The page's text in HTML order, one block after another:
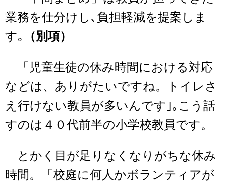
業務を仕分けし､負担軽減を提案しま
す｡
（別項）
「児童生徒の休み時間における対応
などは、ありがたいですね。トイレさ
え行けない教員が多いんです｣｡こう話
すのは４０代前半の小学校教員です。
とかく目が足りなくなりがちな休み
時間。「校庭に何人かボランティアが